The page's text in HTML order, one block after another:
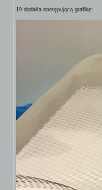
19 dodał/a następującą grafikę: